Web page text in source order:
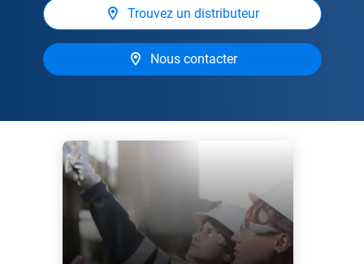
Trouvez un distributeur
Nous contacter